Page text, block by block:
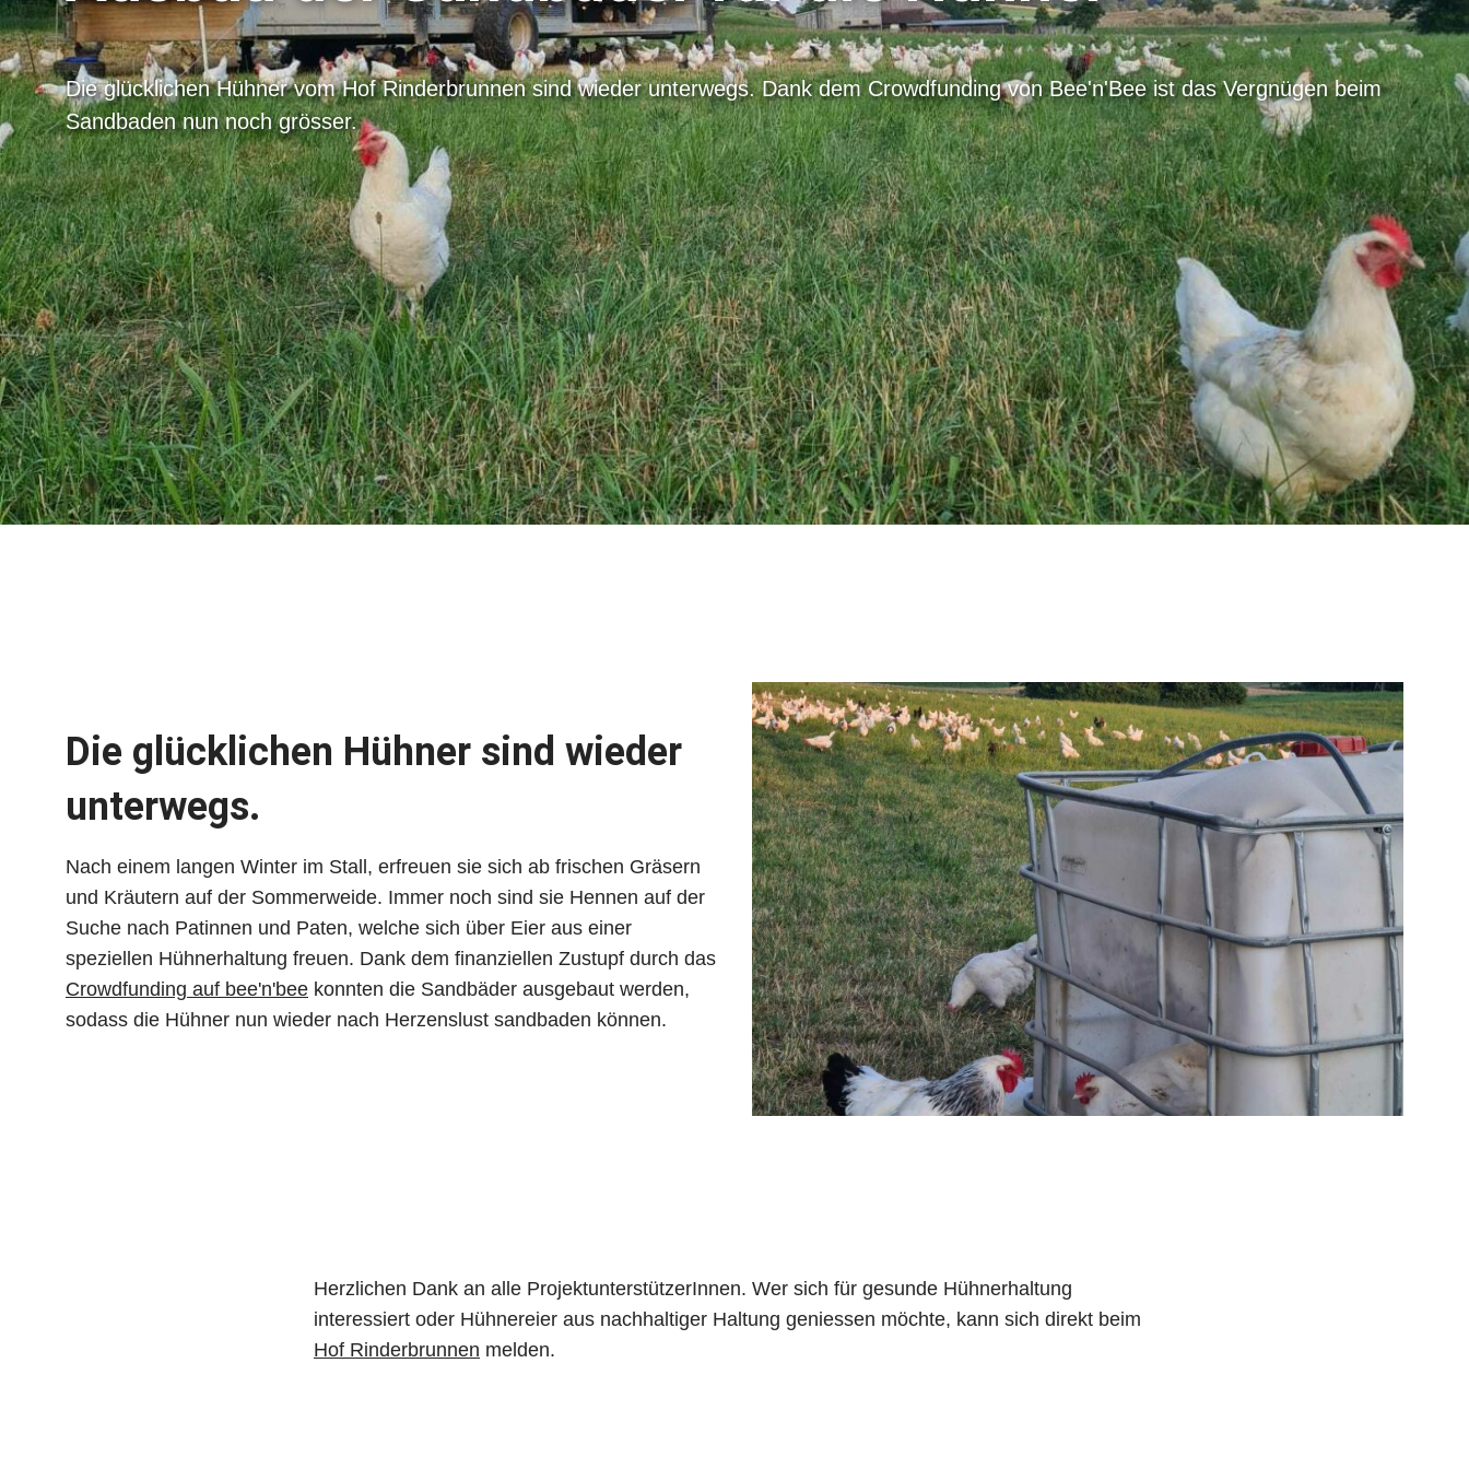
Die glücklichen Hühner vom Hof Rinderbrunnen sind wieder unterwegs. Dank dem Crowdfunding von Bee'n'Bee ist das Vergnügen beim
Sandbaden nun noch grösser.
Die glücklichen Hühner sind wieder
unterwegs.
Nach einem langen Winter im Stall, erfreuen sie sich ab frischen Gräsern
und Kräutern auf der Sommerweide. Immer noch sind sie Hennen auf der
Suche nach Patinnen und Paten, welche sich über Eier aus einer
speziellen Hühnerhaltung freuen. Dank dem finanziellen Zustupf durch das
Crowdfunding auf bee'n'bee konnten die Sandbäder ausgebaut werden,
sodass die Hühner nun wieder nach Herzenslust sandbaden können.
Herzlichen Dank an alle ProjektunterstützerInnen. Wer sich für gesunde Hühnerhaltung
interessiert oder Hühnereier aus nachhaltiger Haltung geniessen möchte, kann sich direkt beim
Hof Rinderbrunnen melden.